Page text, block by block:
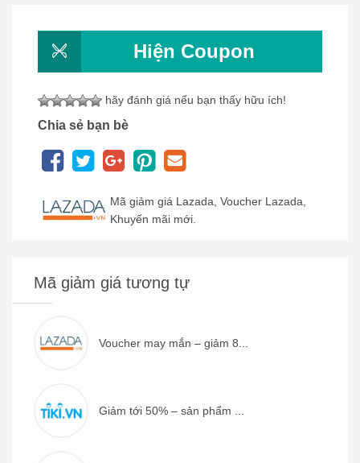
Hiện Coupon
hãy đánh giá nếu bạn thấy hữu ích!
Chia sẻ bạn bè
Mã giảm giá Lazada, Voucher Lazada,
Khuyến mãi mới.
Mã giảm giá tương tự
Voucher may mắn – giảm 8...
Giảm tới 50% – sản phẩm ...